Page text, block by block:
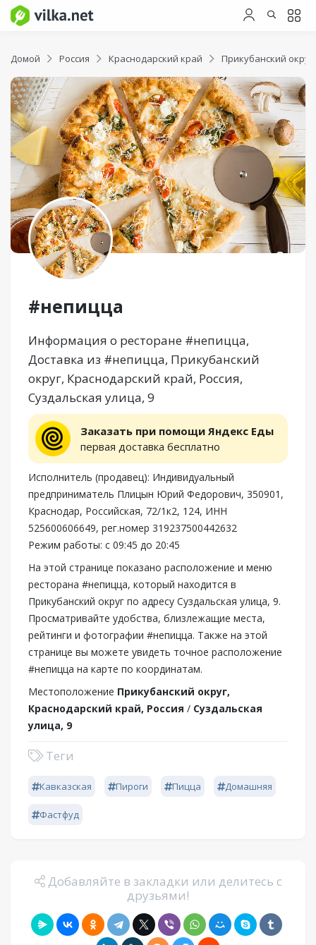
Домой Россия Краснодарский край Прикубанский округ
#непицца
Информация о ресторане #непицца,
Доставка из #непицца, Прикубанский
округ, Краснодарский край, Россия,
Суздальская улица, 9
Заказать при помощи Яндекс Еды
первая доставка бесплатно
Исполнитель (продавец): Индивидуальный
предприниматель Плицын Юрий Федорович, 350901,
Краснодар, Российская, 72/1к2, 124, ИНН
525600606649, рег.номер 319237500442632
Режим работы: с 09:45 до 20:45
На этой странице показано расположение и меню
ресторана #непицца, который находится в
Прикубанский округ по адресу Суздальская улица, 9.
Просматривайте удобства, близлежащие места,
рейтинги и фотографии #непицца. Также на этой
странице вы можете увидеть точное расположение
#непицца на карте по координатам.
Местоположение Прикубанский округ,
Краснодарский край, Россия / Суздальская
улица, 9
Теги
Кавказская Пироги Пицца Домашняя
Фастфуд
Добавляйте в закладки или делитесь с
друзьями!